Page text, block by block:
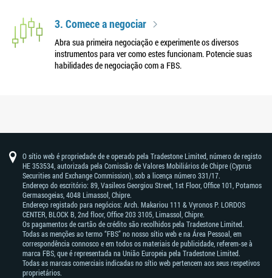
3. Comece a negociar
Abra sua primeira negociação e experimente os diversos
instrumentos para ver como estes funcionam. Potencie suas
habilidades de negociação com a FBS.
O sítio web é propriedade de e operado pela Tradestone Limited, número de registo
HE 353534, autorizada pela Comissão de Valores Mobiliários de Chipre (Cyprus
Securities and Exchange Commission), sob a licença número 331/17.
Endereço do escritório: 89, Vasileos Georgiou Street, 1st Floor, Office 101, Potamos
Germasogeias, 4048 Limassol, Chipre.
Endereço registado para negócios: Arch. Makariou 111 & Vyronos Р. LORDOS
CENTER, BLOCK В, 2nd floor, Office 203 3105, Limassol, Chipre.
Os pagamentos de cartão de crédito são recolhidos pela Tradestone Limited.
Todas as menções ao termo “FBS” no nosso sítio web e na Área Pessoal, em
correspondência connosco e em todos os materiais de publicidade, referem-se à
marca FBS, que é representada na União Europeia pela Tradestone Limited.
Todas as marcas comerciais indicadas no sítio web pertencem aos seus respetivos
proprietários.